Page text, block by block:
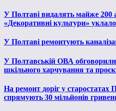
У Полтаві видалять майже 200
«Декоративні культури»
У Полтаві ремонтують
У Полтавській ОВА
шкільного харчування та
На ремонт доріг у старостатах
спрямують 30 мільйонів